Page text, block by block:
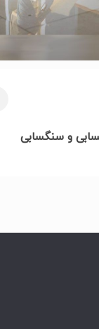
و سنگسابی